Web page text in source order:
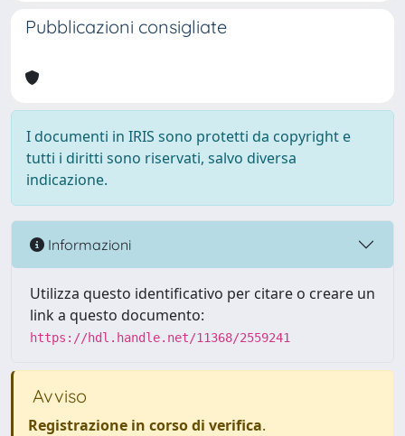
Pubblicazioni consigliate
I documenti in IRIS sono protetti da copyright e
tutti i diritti sono riservati, salvo diversa
indicazione.
Informazioni
Utilizza questo identificativo per citare o creare un
link a questo documento:
https://hdl.handle.net/11368/2559241
Avviso
Registrazione in corso di verifica.